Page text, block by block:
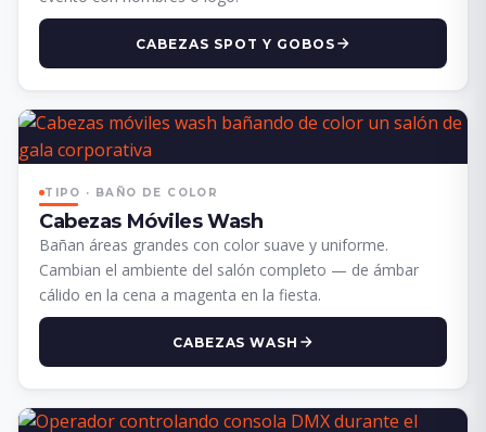
CABEZAS SPOT Y GOBOS
TIPO · BAÑO DE COLOR
Cabezas Móviles Wash
Bañan áreas grandes con color suave y uniforme.
Cambian el ambiente del salón completo — de ámbar
cálido en la cena a magenta en la fiesta.
CABEZAS WASH